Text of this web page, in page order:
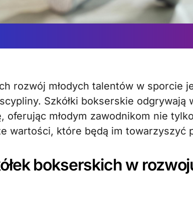
Szkółki bokserskie odgrywają
oferując młodym zawodnikom nie
wartości, które będą im towarzyszyć
bokserskich w